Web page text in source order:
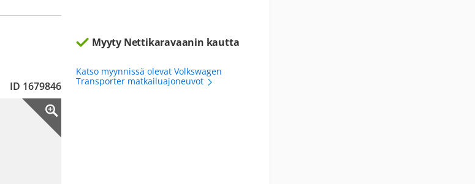
ID 1679846
Myyty Nettikaravaanin kautta
Katso myynnissä olevat Volkswagen
Transporter matkailuajoneuvot